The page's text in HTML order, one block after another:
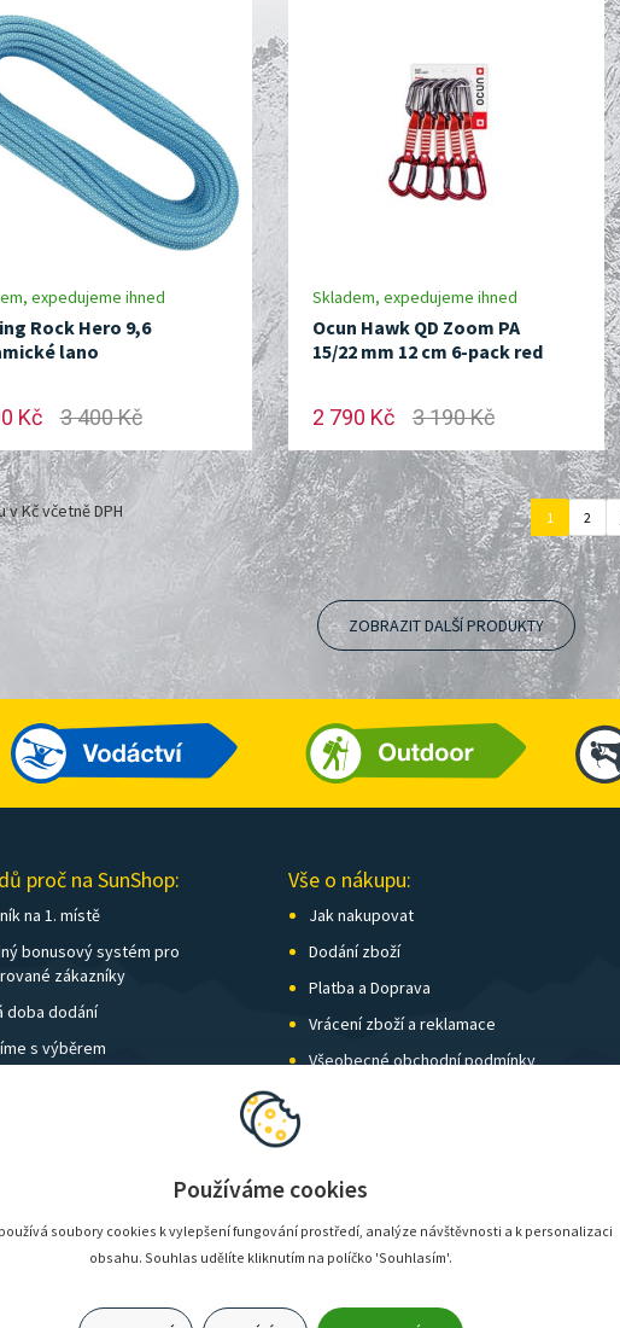
expedujeme ihned
Rock Hero 9,6
lano
Kč 3 400 Kč
Skladem, expedujeme ihned
Ocun Hawk QD Zoom PA
15/22 mm 12 cm 6-pack red
2 790 Kč 3 190 Kč
v Kč včetně DPH 1 2
ZOBRAZIT DALŠÍ PRODUKTY
proč na SunShop:
na 1. místě
bonusový systém pro
zákazníky
doba dodání
s výběrem
Vše o nákupu:
Jak nakupovat
Dodání zboží
Platba a Doprava
Vrácení zboží a reklamace
Všeobecné obchodní podmínky
Používáme cookies
soubory cookies k vylepšení fungování prostředí, analýze návštěvnosti a k personalizaci
obsahu. Souhlas udělíte kliknutím na políčko 'Souhlasím'.